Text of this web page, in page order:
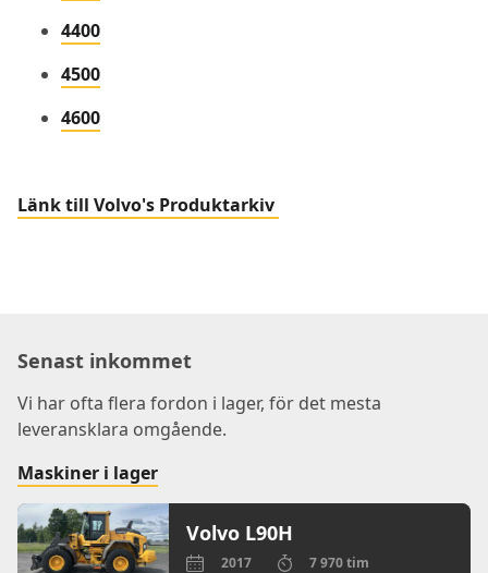
4400
4500
4600
Länk till Volvo's Produktarkiv
Senast inkommet
Vi har ofta flera fordon i lager, för det mesta
leveransklara omgående.
Maskiner i lager
Volvo L90H
2017 7 970 tim